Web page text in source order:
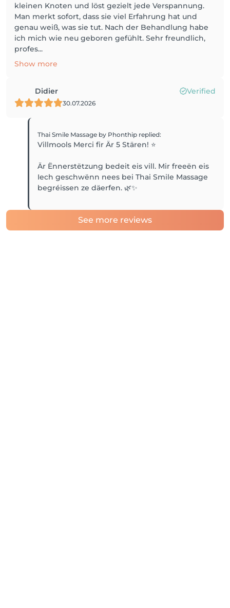
kleinen Knoten und löst gezielt jede Verspannung.
Man merkt sofort, dass sie viel Erfahrung hat und
genau weiß, was sie tut. Nach der Behandlung habe
ich mich wie neu geboren gefühlt. Sehr freundlich,
profes...
Show more
Didier Verified
30.07.2026
Thai Smile Massage by Phonthip replied:
Villmools Merci fir Är 5 Stären! ⭐️
Är Ënnerstëtzung bedeit eis vill. Mir freeën eis
Iech geschwënn nees bei Thai Smile Massage
See more reviews